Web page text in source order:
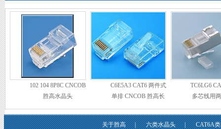
102 104 8P8C CNCOB
胜高水晶头
C6E5A3 CAT6 两件式
单排 CNCOB 胜高长
TC6LG6
多芯线用
尾夹
关于胜高
| 六类水晶头 | CAT6A